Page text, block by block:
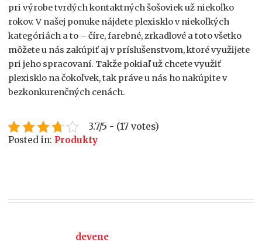
pri výrobe tvrdých kontaktných šošoviek už niekoľko
rokov.V našej ponuke nájdete plexisklo v niekoľkých
kategóriách a to – číre, farebné, zrkadlové a toto všetko
môžete u nás zakúpiť aj v príslušenstvom, ktoré využijete
pri jeho spracovaní. Takže pokiaľ už chcete využiť
plexisklo na čokoľvek, tak práve u nás ho nakúpite v
bezkonkurenčných cenách.
3.7/5 - (17 votes)
Posted in: Produkty
devene